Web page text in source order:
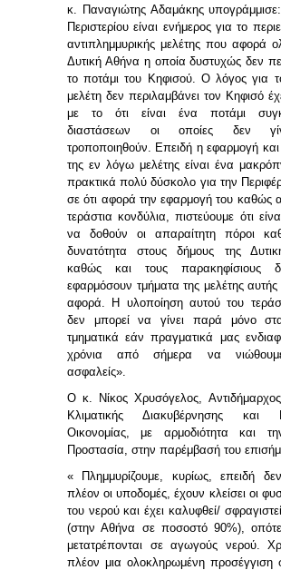
κ. Παναγιώτης Αδαμάκης υπογράμμισε:
Περιστερίου είναι ενήμερος για το
αντιπλημμυρικής μελέτης που αφορά
Δυτική Αθήνα η οποία δυστυχώς δεν
το ποτάμι του Κηφισού. Ο λόγος για
μελέτη δεν περιλαμβάνει τον Κηφισό
με το ότι είναι ένα ποτάμι
διαστάσεων οι οποίες δεν
τροποποιηθούν. Επειδή η εφαρμογή
της εν λόγω μελέτης είναι ένα
πρακτικά πολύ δύσκολο για την
σε ότι αφορά την εφαρμογή του καθώς
τεράστια κονδύλια, πιστεύουμε ότι
να δοθούν οι απαραίτητη πόροι
δυνατότητα στους δήμους της
καθώς και τους παρακηφίσιους
εφαρμόσουν τμήματα της μελέτης αυτής
αφορά. Η υλοποίηση αυτού του
δεν μπορεί να γίνει παρά μόνο
τμηματικά εάν πραγματικά μας
χρόνια από σήμερα να
ασφαλείς».
Ο κ.
Νίκος Χρυσόγελος,
Κλιματικής Διακυβέρνησης και
Οικονομίας, με αρμοδιότητα και
Προστασία, στην παρέμβασή του
« Πλημμυρίζουμε, κυρίως, επειδή
πλέον οι υποδομές, έχουν κλείσει οι
του νερού και έχει καλυφθεί/
(στην Αθήνα σε ποσοστό 90%), οπότε
μετατρέπονται σε αγωγούς νερού.
πλέον μια ολοκληρωμένη προσέγγιση